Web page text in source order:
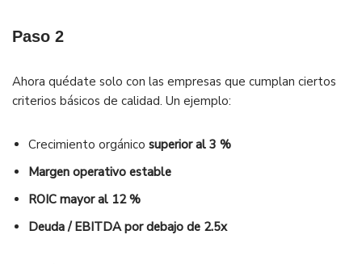
Paso 2
Ahora quédate solo con las empresas que cumplan ciertos
criterios básicos de calidad. Un ejemplo:
Crecimiento orgánico superior al 3 %
Margen operativo estable
ROIC mayor al 12 %
Deuda / EBITDA por debajo de 2.5x